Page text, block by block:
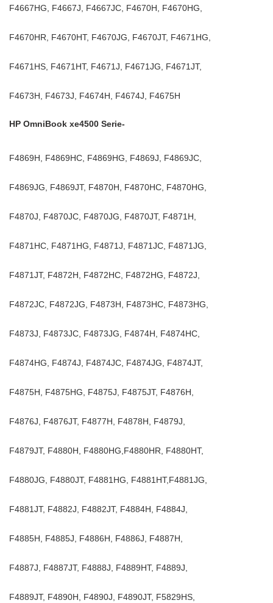
F4667HG, F4667J, F4667JC, F4670H, F4670HG,
F4670HR, F4670HT, F4670JG, F4670JT, F4671HG,
F4671HS, F4671HT, F4671J, F4671JG, F4671JT,
F4673H, F4673J, F4674H, F4674J, F4675H
HP OmniBook xe4500 Serie-
F4869H, F4869HC, F4869HG, F4869J, F4869JC,
F4869JG, F4869JT, F4870H, F4870HC, F4870HG,
F4870J, F4870JC, F4870JG, F4870JT, F4871H,
F4871HC, F4871HG, F4871J, F4871JC, F4871JG,
F4871JT, F4872H, F4872HC, F4872HG, F4872J,
F4872JC, F4872JG, F4873H, F4873HC, F4873HG,
F4873J, F4873JC, F4873JG, F4874H, F4874HC,
F4874HG, F4874J, F4874JC, F4874JG, F4874JT,
F4875H, F4875HG, F4875J, F4875JT, F4876H,
F4876J, F4876JT, F4877H, F4878H, F4879J,
F4879JT, F4880H, F4880HG,F4880HR, F4880HT,
F4880JG, F4880JT, F4881HG, F4881HT,F4881JG,
F4881JT, F4882J, F4882JT, F4884H, F4884J,
F4885H, F4885J, F4886H, F4886J, F4887H,
F4887J, F4887JT, F4888J, F4889HT, F4889J,
F4889JT, F4890H, F4890J, F4890JT, F5829HS,